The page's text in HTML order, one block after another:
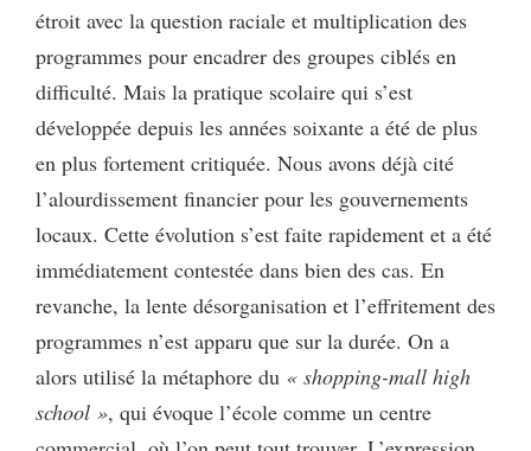
étroit avec la question raciale et multiplication des
programmes pour encadrer des groupes ciblés en
difficulté. Mais la pratique scolaire qui s’est
développée depuis les années soixante a été de plus
en plus fortement critiquée. Nous avons déjà cité
l’alourdissement financier pour les gouvernements
locaux. Cette évolution s’est faite rapidement et a été
immédiatement contestée dans bien des cas. En
revanche, la lente désorganisation et l’effritement des
programmes n’est apparu que sur la durée. On a
alors utilisé la métaphore du « shopping-mall high
school », qui évoque l’école comme un centre